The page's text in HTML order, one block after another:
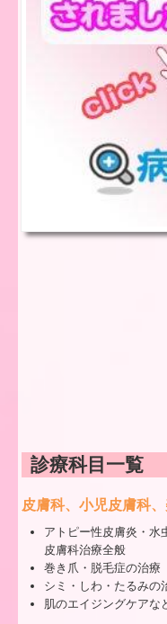
診療科目一覧
皮膚科、小児皮膚科
アトピー性皮膚炎・水
皮膚科治療全般
巻き爪・脱毛症の治療
シミ・しわ・たるみの
肌のエイジングケアな